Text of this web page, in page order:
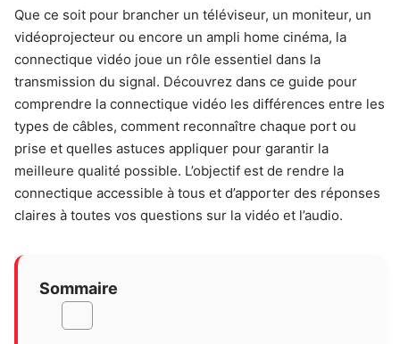
Que ce soit pour brancher un téléviseur, un moniteur, un
vidéoprojecteur ou encore un ampli home cinéma, la
connectique vidéo joue un rôle essentiel dans la
transmission du signal. Découvrez dans ce guide pour
comprendre la connectique vidéo les différences entre les
types de câbles, comment reconnaître chaque port ou
prise et quelles astuces appliquer pour garantir la
meilleure qualité possible. L’objectif est de rendre la
connectique accessible à tous et d’apporter des réponses
claires à toutes vos questions sur la vidéo et l’audio.
Sommaire